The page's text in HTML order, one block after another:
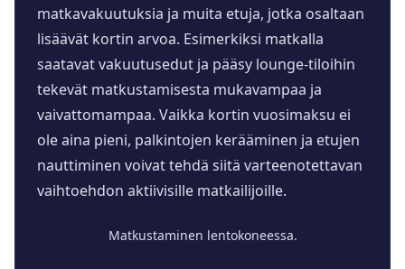
matkavakuutuksia ja muita etuja, jotka osaltaan
lisäävät kortin arvoa. Esimerkiksi matkalla
saatavat vakuutusedut ja pääsy lounge-tiloihin
tekevät matkustamisesta mukavampaa ja
vaivattomampaa. Vaikka kortin vuosimaksu ei
ole aina pieni, palkintojen kerääminen ja etujen
nauttiminen voivat tehdä siitä varteenotettavan
vaihtoehdon aktiivisille matkailijoille.
Matkustaminen lentokoneessa.